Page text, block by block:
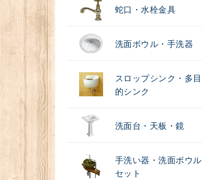
蛇口・水栓金具
洗面ボウル・手洗器
スロップシンク・多目
的シンク
洗面台・天板・鏡
手洗い器・洗面ボウル
セット